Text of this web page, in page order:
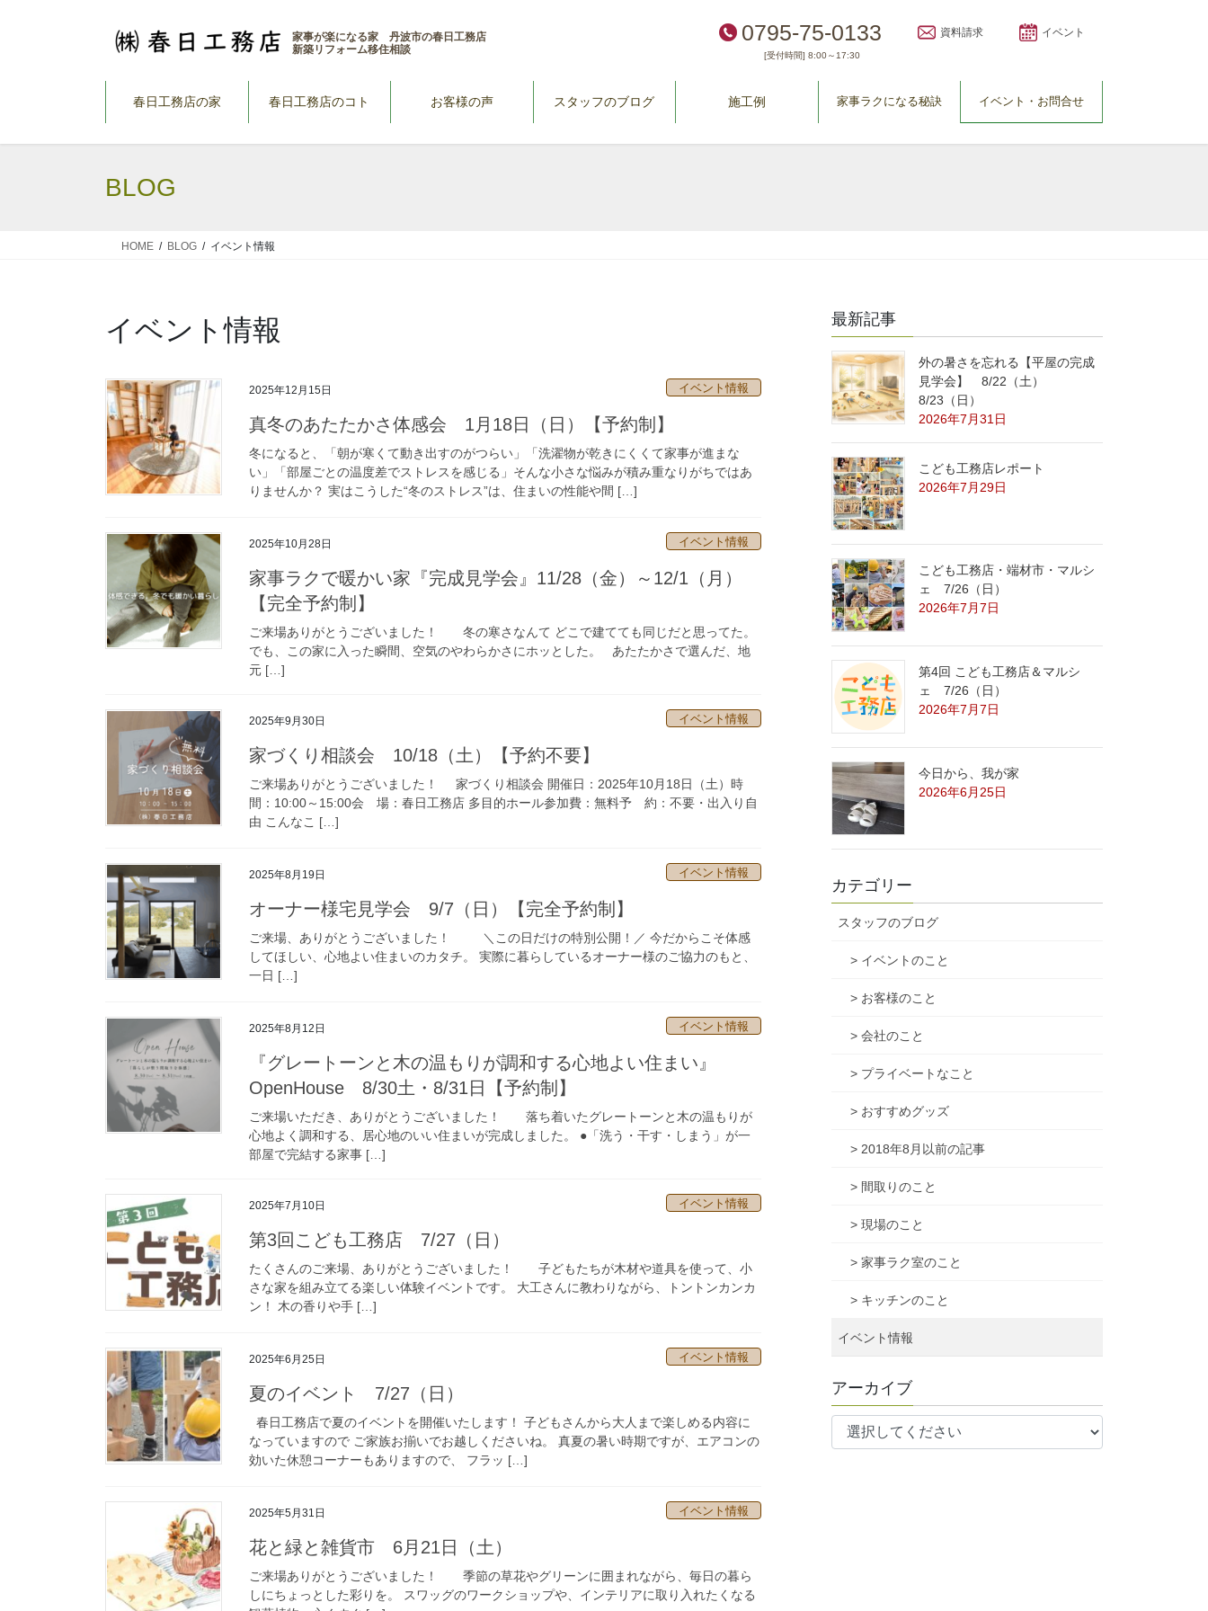
家事が楽になる家 丹波市の春日工務店
新築リフォーム移住相談
0795-75-0133
[受付時間] 8:00～17:30
資料請求 イベント
春日工務店の家 春日工務店のコト お客様の声 スタッフのブログ 施工例 家事ラクになる秘訣 イベント・お問合せ
BLOG
HOME BLOG イベント情報
イベント情報
2025年12月15日 イベント情報
真冬のあたたかさ体感会 1月18日（日）【予約制】
冬になると、「朝が寒くて動き出すのがつらい」「洗濯物が乾きにくくて家事が進まな
い」「部屋ごとの温度差でストレスを感じる」そんな小さな悩みが積み重なりがちではあ
りませんか？ 実はこうした“冬のストレス”は、住まいの性能や間 […]
2025年10月28日 イベント情報
家事ラクで暖かい家『完成見学会』11/28（金）～12/1（月）
【完全予約制】
ご来場ありがとうございました！ 冬の寒さなんて どこで建てても同じだと思ってた。
でも、この家に入った瞬間、空気のやわらかさにホッとした。 あたたかさで選んだ、地
元 […]
2025年9月30日 イベント情報
家づくり相談会 10/18（土）【予約不要】
ご来場ありがとうございました！ 家づくり相談会 開催日：2025年10月18日（土）時
間：10:00～15:00会 場：春日工務店 多目的ホール参加費：無料予 約：不要・出入り自
由 こんなこ […]
2025年8月19日 イベント情報
オーナー様宅見学会 9/7（日）【完全予約制】
ご来場、ありがとうございました！ ＼この日だけの特別公開！／ 今だからこそ体感
してほしい、心地よい住まいのカタチ。 実際に暮らしているオーナー様のご協力のもと、
一日 […]
2025年8月12日 イベント情報
『グレートーンと木の温もりが調和する心地よい住まい』
OpenHouse 8/30土・8/31日【予約制】
ご来場いただき、ありがとうございました！ 落ち着いたグレートーンと木の温もりが
心地よく調和する、居心地のいい住まいが完成しました。 ●「洗う・干す・しまう」が一
部屋で完結する家事 […]
2025年7月10日 イベント情報
第3回こども工務店 7/27（日）
たくさんのご来場、ありがとうございました！ 子どもたちが木材や道具を使って、小
さな家を組み立てる楽しい体験イベントです。 大工さんに教わりながら、トントンカンカ
ン！ 木の香りや手 […]
2025年6月25日 イベント情報
夏のイベント 7/27（日）
春日工務店で夏のイベントを開催いたします！ 子どもさんから大人まで楽しめる内容に
なっていますので ご家族お揃いでお越しくださいね。 真夏の暑い時期ですが、エアコンの
効いた休憩コーナーもありますので、 フラッ […]
2025年5月31日 イベント情報
花と緑と雑貨市 6月21日（土）
ご来場ありがとうございました！ 季節の草花やグリーンに囲まれながら、毎日の暮ら
しにちょっとした彩りを。 スワッグのワークショップや、インテリアに取り入れたくなる
最新記事
外の暑さを忘れる【平屋の完成
見学会】 8/22（土）
8/23（日）
2026年7月31日
こども工務店レポート
2026年7月29日
こども工務店・端材市・マルシ
ェ 7/26（日）
2026年7月7日
第4回 こども工務店＆マルシ
ェ 7/26（日）
2026年7月7日
今日から、我が家
2026年6月25日
カテゴリー
スタッフのブログ
> イベントのこと
> お客様のこと
> 会社のこと
> プライベートなこと
> おすすめグッズ
> 2018年8月以前の記事
> 間取りのこと
> 現場のこと
> 家事ラク室のこと
> キッチンのこと
イベント情報
アーカイブ